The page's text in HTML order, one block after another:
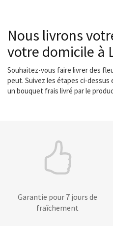
Nous livrons
votre domicile à
Souhaitez-vous faire livrer des
peut. Suivez les étapes ci-
un bouquet frais livré par le
Garantie pour 7 jours de
fraîchement